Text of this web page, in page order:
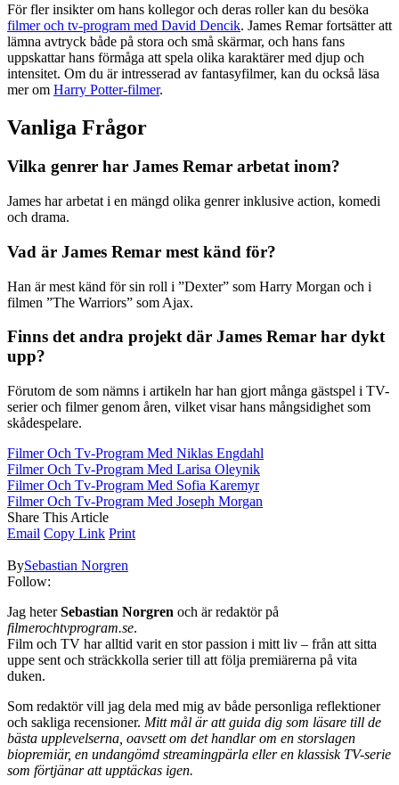
För fler insikter om hans kollegor och deras roller kan du besöka
filmer och tv-program med David Dencik. James Remar fortsätter att
lämna avtryck både på stora och små skärmar, och hans fans
uppskattar hans förmåga att spela olika karaktärer med djup och
intensitet. Om du är intresserad av fantasyfilmer, kan du också läsa
mer om Harry Potter-filmer.
Vanliga Frågor
Vilka genrer har James Remar arbetat inom?
James har arbetat i en mängd olika genrer inklusive action, komedi
och drama.
Vad är James Remar mest känd för?
Han är mest känd för sin roll i ”Dexter” som Harry Morgan och i
filmen ”The Warriors” som Ajax.
Finns det andra projekt där James Remar har dykt
upp?
Förutom de som nämns i artikeln har han gjort många gästspel i TV-
serier och filmer genom åren, vilket visar hans mångsidighet som
skådespelare.
Filmer Och Tv-Program Med Niklas Engdahl
Filmer Och Tv-Program Med Larisa Oleynik
Filmer Och Tv-Program Med Sofia Karemyr
Filmer Och Tv-Program Med Joseph Morgan
Share This Article
Email Copy Link Print
BySebastian Norgren
Follow:
Jag heterSebastian Norgren och är redaktör på
filmerochtvprogram.se.
Film och TV har alltid varit en stor passion i mitt liv – från att sitta
uppe sent och sträckkolla serier till att följa premiärerna på vita
duken.
Som redaktör vill jag dela med mig av både personliga reflektioner
och sakliga recensioner. Mitt mål är att guida dig som läsare till de
bästa upplevelserna, oavsett om det handlar om en storslagen
biopremiär, en undangömd streamingpärla eller en klassisk TV-serie
som förtjänar att upptäckas igen.